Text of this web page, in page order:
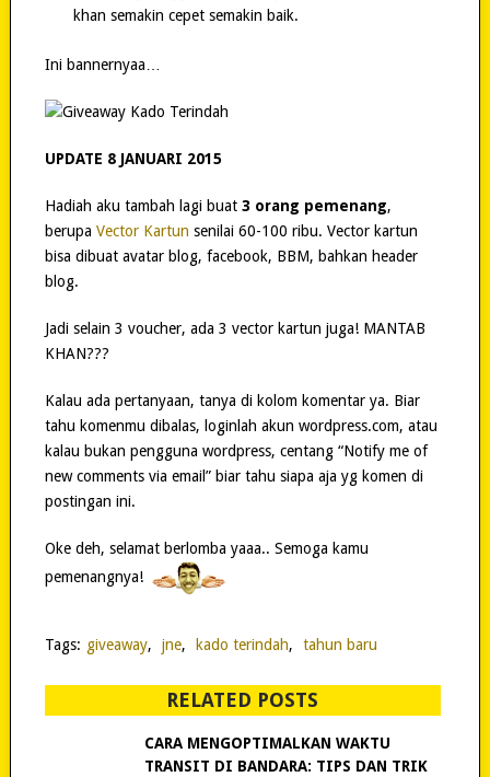
khan semakin cepet semakin baik.
Ini bannernyaa…
UPDATE 8 JANUARI 2015
Hadiah aku tambah lagi buat 3 orang pemenang,
berupa Vector Kartun senilai 60-100 ribu. Vector kartun
bisa dibuat avatar blog, facebook, BBM, bahkan header
blog.
Jadi selain 3 voucher, ada 3 vector kartun juga! MANTAB
KHAN???
Kalau ada pertanyaan, tanya di kolom komentar ya. Biar
tahu komenmu dibalas, loginlah akun wordpress.com, atau
kalau bukan pengguna wordpress, centang “Notify me of
new comments via email” biar tahu siapa aja yg komen di
postingan ini.
Oke deh, selamat berlomba yaaa.. Semoga kamu
pemenangnya!
Tags: giveaway, jne, kado terindah, tahun baru
RELATED POSTS
CARA MENGOPTIMALKAN WAKTU
TRANSIT DI BANDARA: TIPS DAN TRIK